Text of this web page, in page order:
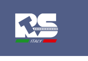
content